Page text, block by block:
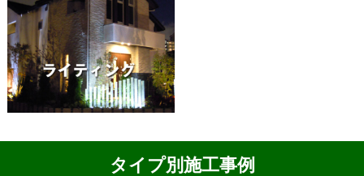
タイプ別施工事例